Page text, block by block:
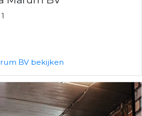
BV bekijken